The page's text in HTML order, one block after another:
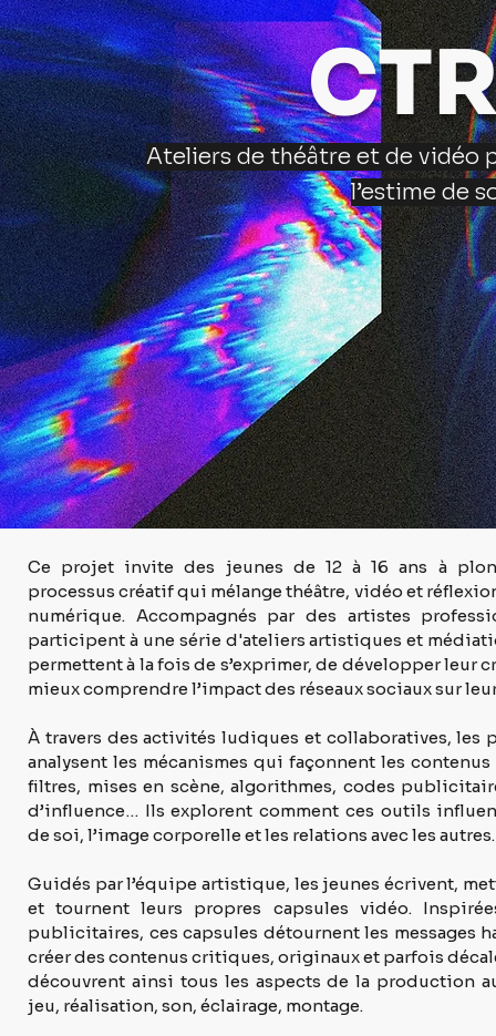
Ateliers de théâtre et de vidéo
l’estime de
Ce projet invite des jeunes de 12 à 16 ans à
processus créatif qui mélange théâtre, vidéo et
numérique. Accompagnés par des artistes
participent à une série d'ateliers artistiques et
permettent à la fois de s’exprimer, de développer leur
mieux comprendre l’impact des réseaux sociaux sur
À travers des activités ludiques et collaboratives, les
analysent les mécanismes qui façonnent les
filtres, mises en scène, algorithmes, codes
d’influence… Ils explorent comment ces outils
de soi, l’image corporelle et les relations avec les autres.
Guidés par l’équipe artistique, les jeunes écrivent,
et tournent leurs propres capsules vidéo.
publicitaires, ces capsules détournent les messages
créer des contenus critiques, originaux et parfois
découvrent ainsi tous les aspects de la production
jeu, réalisation, son, éclairage, montage.